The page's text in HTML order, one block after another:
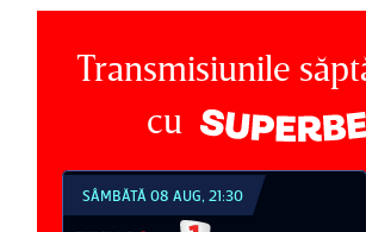
Transmisiunile
cu
SÂMBĂTĂ 08 AUG, 21:30